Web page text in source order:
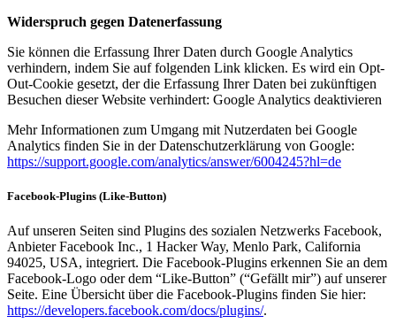
Widerspruch gegen Datenerfassung
Sie können die Erfassung Ihrer Daten durch Google Analytics
verhindern, indem Sie auf folgenden Link klicken. Es wird ein Opt-
Out-Cookie gesetzt, der die Erfassung Ihrer Daten bei zukünftigen
Besuchen dieser Website verhindert: Google Analytics deaktivieren
Mehr Informationen zum Umgang mit Nutzerdaten bei Google
Analytics finden Sie in der Datenschutzerklärung von Google:
https://support.google.com/analytics/answer/6004245?hl=de
Facebook-Plugins (Like-Button)
Auf unseren Seiten sind Plugins des sozialen Netzwerks Facebook,
Anbieter Facebook Inc., 1 Hacker Way, Menlo Park, California
94025, USA, integriert. Die Facebook-Plugins erkennen Sie an dem
Facebook-Logo oder dem “Like-Button” (“Gefällt mir”) auf unserer
Seite. Eine Übersicht über die Facebook-Plugins finden Sie hier:
https://developers.facebook.com/docs/plugins/.